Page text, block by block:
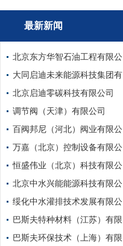
最新新闻
北京东方华智石油工程有限公
大同启迪未来能源科技集团有
北京启迪零碳科技有限公司
调节阀（天津）有限公司
百阀邦尼（河北）阀业有限公
万嘉（北京）控制设备有限公
恒盛伟业（北京）科技有限公
北京中水兴能能源科技有限公
绥化中水灌排技术发展有限公
巴斯夫特种材料（江苏）有限
巴斯夫环保技术（上海）有限